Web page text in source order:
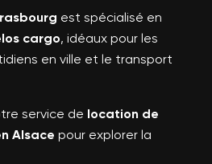
est spécialisé en
cargo, idéaux pour les
en ville et le transport
service de location de
Alsace pour explorer la